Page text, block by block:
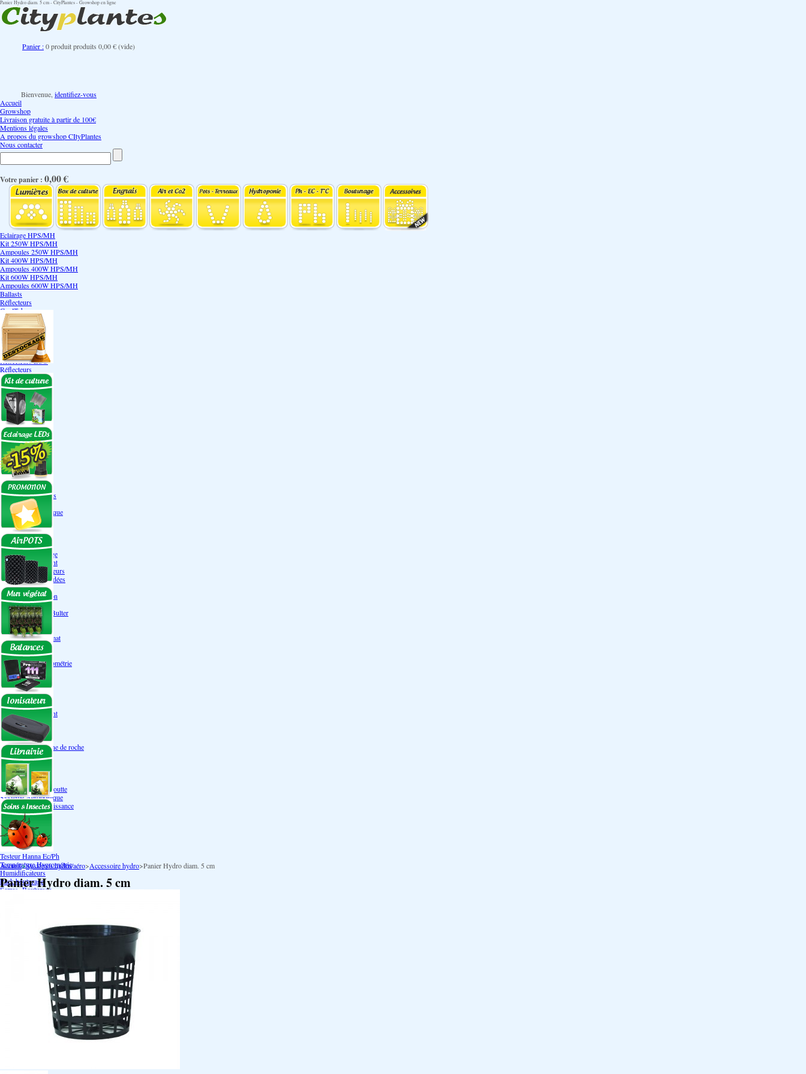
Panier Hydro diam. 5 cm - CityPlantes - Growshop en ligne
Panier :0produitproduits 0,00 €(vide)
Bienvenue, identifiez-vous
Accueil
Growshop
Livraison gratuite à partir de 100€
Mentions légales
A propos du growshop CItyPlantes
Nous contacter
Votre panier : 0,00 €
Eclairage HPS/MH
Kit 250W HPS/MH
Ampoules 250W HPS/MH
Kit 400W HPS/MH
Ampoules 400W HPS/MH
Kit 600W HPS/MH
Ampoules 600W HPS/MH
Ballasts
Réflecteurs
CoolTube
Accessoires
Eclairages LEDs
Eclairages ECO
Kits ECO
Ampoules ECO
Réflecteurs ECO
Réflecteurs
Accessoires
Box Discount
Box par marque
Hortibox
Homebox
Dark Room II
GrowLab
Box par taille
Box 40 cm
Box 60 cm
Box 80-90 cm
Box 120 cm
Autres tailles Box
Box double étages
Engrais par familles
Engrais terre
Engrais hydroponique
Engrais-Coco
Boosters
Engrais Pack
Enzymes
Solutions de rinçage
Promotion Discount
Accessoires et doseurs
Engrais pour orchidées
Correcteurs PH
Extraction/Intraction
Ventilation
Ioniseur d'air -AirBulter
Filtre anti-odeur
Diffusion CO²
Contrôleurs de climat
Silencieux
Gaines
Température Hygrométrie
Humidificateurs
Accessoires
Pots - Substrats
Soucoupe
Air Pots originaux
Promotion Discount
Terraux
Autres substrats
Fibre Coco
Billes d'argile- Laine de roche
Irrigation
Orchidées
Système NFT
Ultraponie
Système goutte à goutte
Système Aéroponique
Bouturage Pre Croissance
TerraPonie
Accessoires
Reservoir
Testeur Hanna Ph
Testeur Hanna Ec
Testeur Hanna Ec/Ph
Température Hygrométrie
Humidificateurs
Pack bouturage
Serres -Bouturage
Accueil>Systèmes hydro/aéro>Accessoire hydro>Panier Hydro diam. 5 cm
Panier Hydro diam. 5 cm